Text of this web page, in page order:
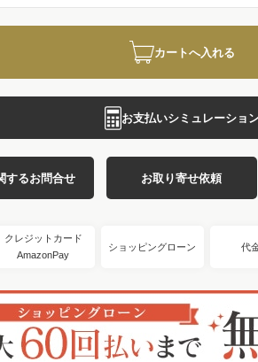
カートへ入れる
お支払いシミュレーショ
するお問合せ お取り寄せ依頼
クレジットカード
AmazonPay
ショッピングローン 代